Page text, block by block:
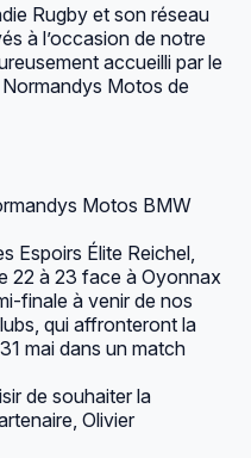
Rugby et son réseau
à l’occasion de notre
accueilli par le
Motos de
Motos BMW
Espoirs Élite Reichel,
22 à 23 face à Oyonnax
finale à venir de nos
, qui affronteront la
mai dans un match
de souhaiter la
Olivier